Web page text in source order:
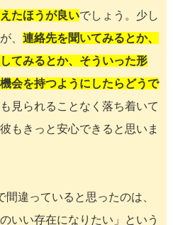
たほうが良いでしょう。少し
、 連絡先を聞いてみるとか、
てみるとか、そういった形
会を持つようにしたらどうで
見られることなく落ち着いて
もきっと安心できると思いま
違っていると思ったのは、
いい存在になりたい」という